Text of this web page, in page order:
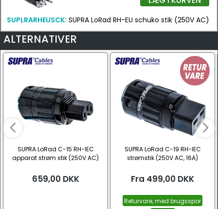
SUPLRARHEUSCK: SUPRA LoRad RH-EU schuko stik (250V AC)
ALTERNATIVER
SUPRA LoRad C-15 RH-IEC
apparat strøm stik (250V AC)
659,00 DKK
SUPRA LoRad C-19 RH-IEC
strømstik (250V AC, 16A)
Fra 499,00 DKK
Returvare, med brugsspor